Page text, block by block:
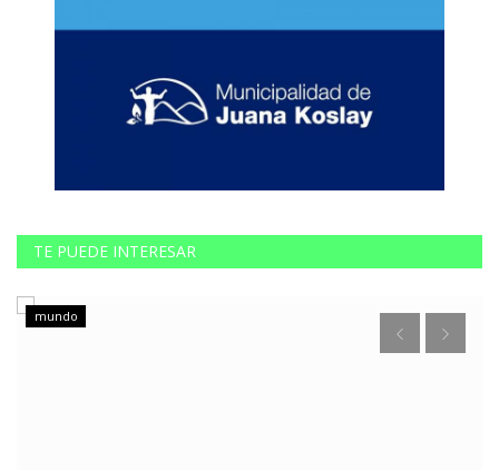
TE PUEDE INTERESAR
mundo